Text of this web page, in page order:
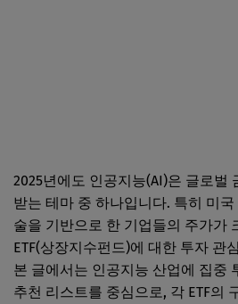
2025년에도 인공지능(AI)은 글로벌
받는 테마 중 하나입니다. 특히 미
술을 기반으로 한 기업들의 주가가
ETF(상장지수펀드)에 대한 투자 관
본 글에서는 인공지능 산업에 집중
추천 리스트를 중심으로, 각 ETF의